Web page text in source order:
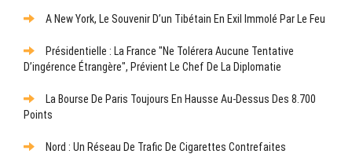
A New York, Le Souvenir D’un Tibétain En Exil Immolé Par Le Feu
Présidentielle : La France "ne Tolérera Aucune Tentative
D’ingérence Étrangère", Prévient Le Chef De La Diplomatie
La Bourse De Paris Toujours En Hausse Au-Dessus Des 8.700
Points
Nord : Un Réseau De Trafic De Cigarettes Contrefaites